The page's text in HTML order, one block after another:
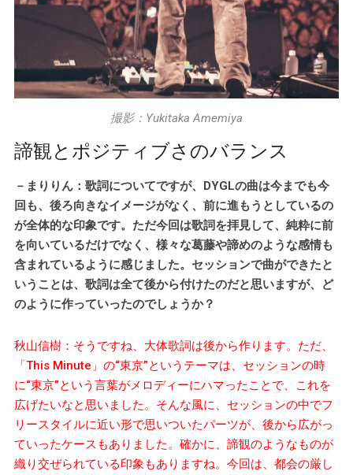
撮影：Yukitaka Amemiya
諦観とポジティブさのバランス
－まりりん：歌詞についてですが、DYGLの曲は今までも今
回も、後ろ向きなイメージがなく、前に進もうとしているの
が全体的な印象です。ただ今回は歌詞を拝見して、純粋に前
を向いているだけでなく、様々な葛藤や諦めのような感情も
含まれているように感じました。セッションで曲ができたと
いうことは、歌詞は全て後から付けたのだと思いますが、ど
のように作っていったのでしょうか？
秋山信樹：そうですね、大体歌詞は後から作ります。ただ、
「This Minute」の“東京”というテーマは、セッションの時
に“東京”という言葉がメロディーにハマったことで、これを
広げたいなと思いました。そんな風に、セッションの中でフ
リースタイルに近い形で思いついたパーツが、後から広がっ
ていったケースもありました。確かに、諦観のようなものが
織り交ぜられている印象もありますね。今回は、都会の厳し